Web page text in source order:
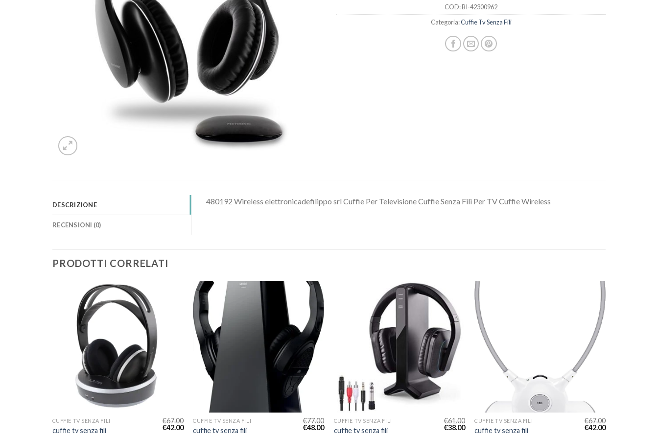
COD:BI-42300962
Categoria:Cuffie Tv Senza Fili
DESCRIZIONE
RECENSIONI (0)
480192 Wireless elettronicadefilippo srl Cuffie Per Televisione Cuffie Senza Fili Per TV Cuffie Wireless
PRODOTTI CORRELATI
CUFFIE TV SENZA FILI
cuffie tv senza fili
€67.00
€42.00
CUFFIE TV SENZA FILI
cuffie tv senza fili
€77.00
€48.00
CUFFIE TV SENZA FILI
cuffie tv senza fili
€61.00
€38.00
CUFFIE TV SENZA FILI
cuffie tv senza fili
€67.00
€42.00